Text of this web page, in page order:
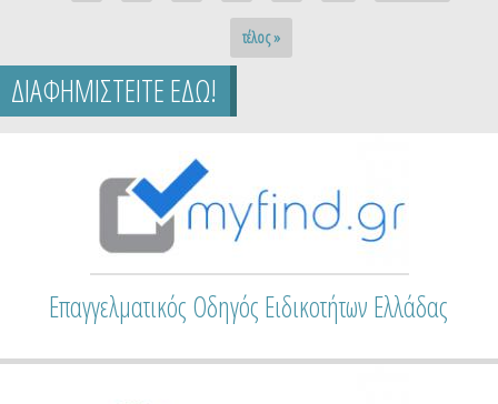
τέλος »
ΔΙΑΦΗΜΙΣΤΕΙΤΕ ΕΔΩ!
Επαγγελματικός Οδηγός Ειδικοτήτων Ελλάδας